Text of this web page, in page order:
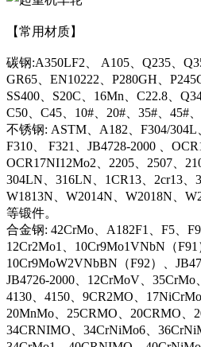
【常用材质】
碳钢:A350LF2、 A105、Q235、
GR65、EN10222、P280GH、
SS400、S20C、16Mn、C22.8、
C50、C45、10#、20#、35#、45#
不锈钢: ASTM、A182、F304/304L
F310、 F321、JB4728-2000 、
OCR17NI12Mo2、2205、2507、
304LN、316LN、1CR13、2cr13、
W1813N、W2014N、W2018N、
等锻件。
合金钢: 42CrMo、A182F1、F5、F9
12Cr2Mo1、10Cr9Mo1VNbN（F91
10Cr9MoW2VNbBN（F92）、
JB4726-2000、12CrMoV、35CrMo
4130、4150、9CR2MO、
20MnMo、25CRMO、20CRMO、
34CRNIMO、34CrNiMo6、